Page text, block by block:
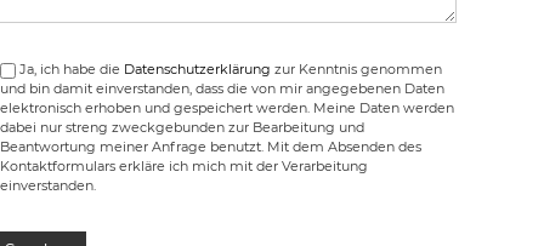
Ja, ich habe die Datenschutzerklärung zur Kenntnis genommen
und bin damit einverstanden, dass die von mir angegebenen Daten
elektronisch erhoben und gespeichert werden. Meine Daten werden
dabei nur streng zweckgebunden zur Bearbeitung und
Beantwortung meiner Anfrage benutzt. Mit dem Absenden des
Kontaktformulars erkläre ich mich mit der Verarbeitung
einverstanden.